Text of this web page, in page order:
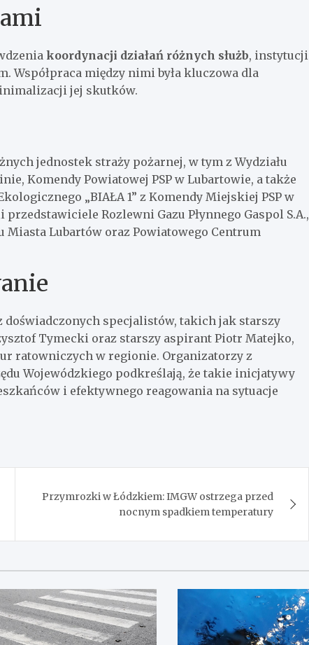
koordynacji działań różnych służb, instytucji
między nimi była kluczowa dla
jej skutków.
jednostek straży pożarnej, w tym z Wydziału
Komendy Powiatowej PSP w Lubartowie, a także
„BIAŁA 1” z Komendy Miejskiej PSP w
Rozlewni Gazu Płynnego Gaspol S.A.,
Lubartów oraz Powiatowego Centrum
specjalistów, takich jak starszy
Tymecki oraz starszy aspirant Piotr Matejko,
ratowniczych w regionie. Organizatorzy z
Wojewódzkiego podkreślają, że takie inicjatywy
i efektywnego reagowania na sytuacje
Przymrozki w Łódzkiem: IMGW ostrzega przed
nocnym spadkiem temperatury